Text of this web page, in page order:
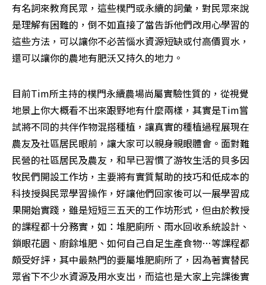
有名詞來教育民眾，這些樸門或永續的詞彙，對民眾來說
是理解有困難的，倒不如直接了當告訴他們改用心學習的
這些方法，可以讓你不必苦惱水資源短缺或付高價買水，
還可以讓你的農地有肥沃又持久的地力。
目前Tim所主持的樸門永續農場尚屬實驗性質的，從視覺
地景上你大概看不出來跟野地有什麼兩樣，其實是Tim嘗
試將不同的共伴作物混搭種植，讓真實的種植過程展現在
農友及社區居民眼前，讓大家可以親身親眼體會。面對難
民營的社區居民及農友，和早已習慣了游牧生活的貝多因
牧民們開設工作坊，主要將有實質幫助的技巧和低成本的
科技授與民眾學習操作，好讓他們回家後可以一展學習成
果開始實踐，雖是短短三五天的工作坊形式，但由於教授
的課程都十分務實，如：堆肥廁所、雨水回收系統設計、
鎖眼花園、廚餘堆肥、如何自己自足生產食物…等課程都
頗受好評，其中最熱門的要屬堆肥廁所了，因為著實替民
眾省下不少水資源及用水支出，而這也是大家上完課後實